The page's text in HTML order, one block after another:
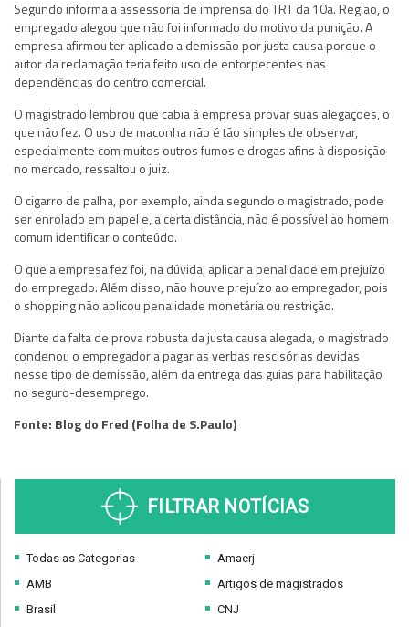
Segundo informa a assessoria de imprensa do TRT da 10a. Região, o
empregado alegou que não foi informado do motivo da punição. A
empresa afirmou ter aplicado a demissão por justa causa porque o
autor da reclamação teria feito uso de entorpecentes nas
dependências do centro comercial.
O magistrado lembrou que cabia à empresa provar suas alegações, o
que não fez. O uso de maconha não é tão simples de observar,
especialmente com muitos outros fumos e drogas afins à disposição
no mercado, ressaltou o juiz.
O cigarro de palha, por exemplo, ainda segundo o magistrado, pode
ser enrolado em papel e, a certa distância, não é possível ao homem
comum identificar o conteúdo.
O que a empresa fez foi, na dúvida, aplicar a penalidade em prejuízo
do empregado. Além disso, não houve prejuízo ao empregador, pois
o shopping não aplicou penalidade monetária ou restrição.
Diante da falta de prova robusta da justa causa alegada, o magistrado
condenou o empregador a pagar as verbas rescisórias devidas
nesse tipo de demissão, além da entrega das guias para habilitação
no seguro-desemprego.
Fonte: Blog do Fred (Folha de S.Paulo)
FILTRAR NOTÍCIAS
Todas as Categorias
AMB
Brasil
Amaerj
Artigos de magistrados
CNJ